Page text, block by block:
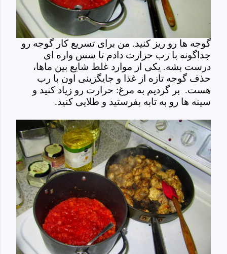
گوجه ها رو ریز کنید. من برای تسریع کار گوجه رو
جداگونه با رب حرارت دادم تا سس واره ای
درست بشه. یکی از موارد غلط شایع بین ماها،
حذف گوجه تازه از غذا و جایگزینی اون با رب
هست. بر گردیم به مرغ: حرارت رو زیاد کنید و
سینه ها رو به تابه بفرستید و طلایی کنید.